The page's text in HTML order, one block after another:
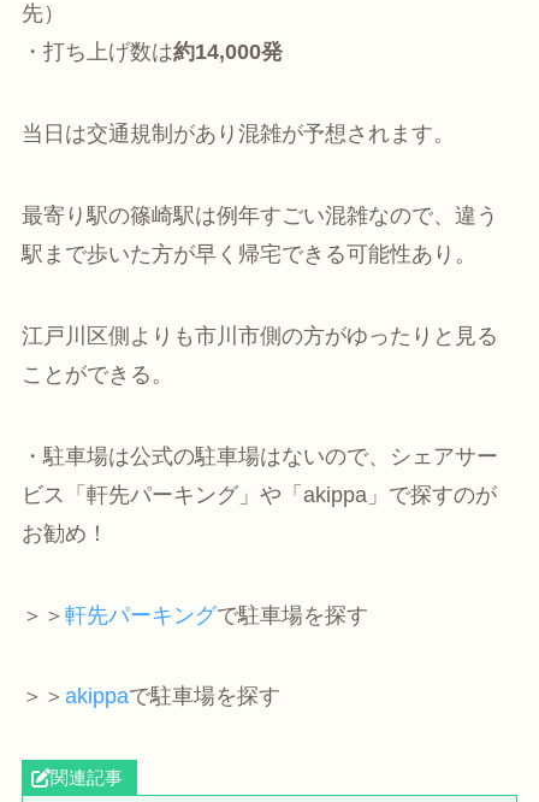
先）
・打ち上げ数は約14,000発
当日は交通規制があり混雑が予想されます。
最寄り駅の篠崎駅は例年すごい混雑なので、違う
駅まで歩いた方が早く帰宅できる可能性あり。
江戸川区側よりも市川市側の方がゆったりと見る
ことができる。
・駐車場は公式の駐車場はないので、シェアサー
ビス「軒先パーキング」や「akippa」で探すのが
お勧め！
＞＞ 軒先パーキングで駐車場を探す
＞＞ akippaで駐車場を探す
関連記事